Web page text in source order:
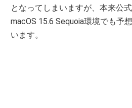
となってしまいますが、本来公
macOS 15.6 Sequoia環境でも予
います。